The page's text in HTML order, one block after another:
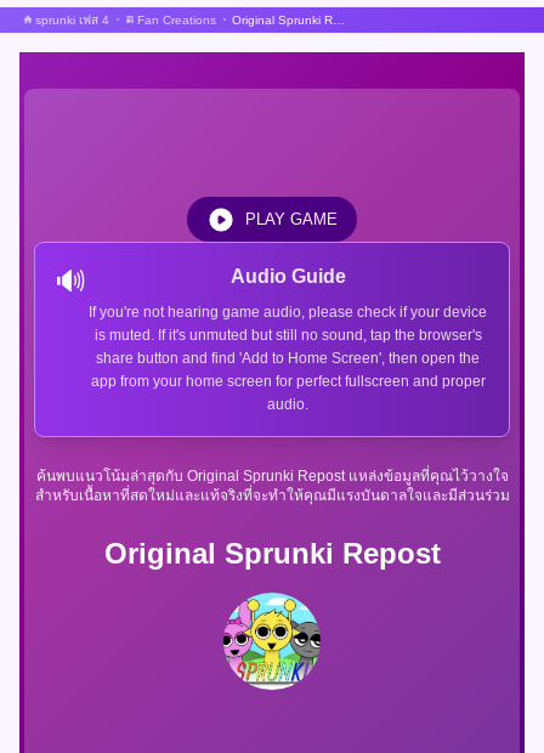
sprunki เฟส 4 Fan Creations
Original Sprunki Repost
ค้นพบแนวโน้มล่าสุดกับ Original Sprunki Repost แหล่งข้อมูลที่คุณไว้วางใจ
สำหรับเนื้อหาที่สดใหม่และแท้จริงที่จะทำให้คุณมีแรงบันดาลใจและมีส่วนร่วม
🔊 Audio Guide
If you're not hearing game audio, please check if your device
is muted. If it's unmuted but still no sound, tap the browser's
share button and find 'Add to Home Screen', then open the
app from your home screen for perfect fullscreen and proper
audio.
PLAY GAME